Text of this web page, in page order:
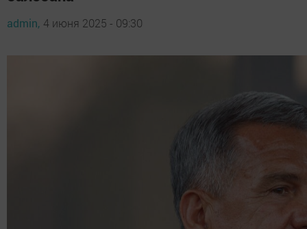
admin, 4 июня 2025 - 09:30